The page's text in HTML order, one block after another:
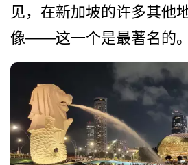
见，在新加坡的许多­其他
像——这一个是最著名的。